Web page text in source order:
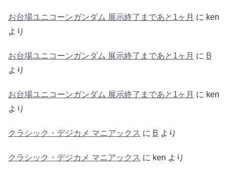
お台場ユニコーンガンダム 展示終了まであと1ヶ月 に ken
より
お台場ユニコーンガンダム 展示終了まであと1ヶ月 に B
より
お台場ユニコーンガンダム 展示終了まであと1ヶ月 に ken
より
クラシック・デジカメ マニアックス に B より
クラシック・デジカメ マニアックス に ken より